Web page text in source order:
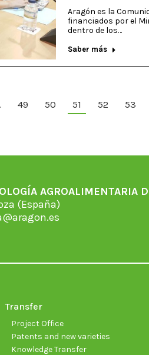
Aragón es la
financiados por el
dentro de los…
Saber más
49 50 51 52 53
AGROALIMENTARIA
(España)
Transfer
Project Office
Patents and new varieties
Knowledge Transfer